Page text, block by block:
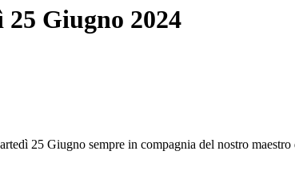
Giugno 2024
25 Giugno sempre in compagnia del nostro